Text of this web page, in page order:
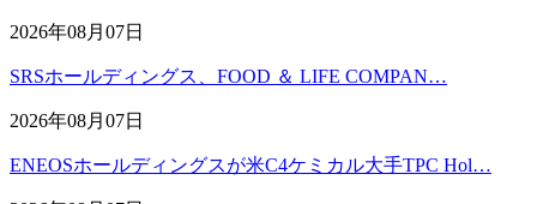
2026年08月07日
SRSホールディングス、FOOD ＆ LIFE COMPAN…
2026年08月07日
ENEOSホールディングスが米C4ケミカル大手TPC Hol…